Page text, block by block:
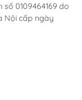
0109464169 do
Nội cấp ngày